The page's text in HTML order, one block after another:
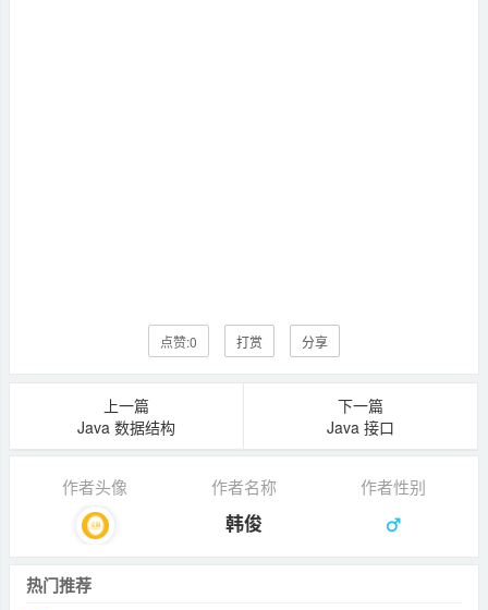
点赞:0 打赏 分享
上一篇
Java 数据结构
下一篇
Java 接口
作者头像 作者名称 作者性别
韩俊
热门推荐